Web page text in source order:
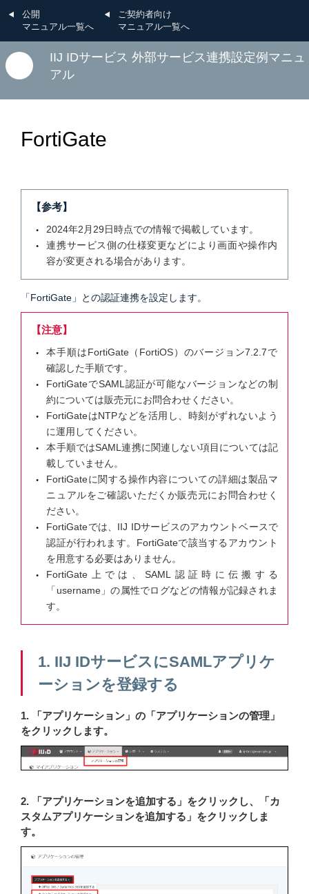
公開
マニュアル一覧へ
ご契約者向け
マニュアル一覧へ
IIJ IDサービス 外部サービス連携設定例マニュ
アル
FortiGate
【参考】
2024年2月29日時点での情報で掲載しています。
連携サービス側の仕様変更などにより画面や操作内
容が変更される場合があります。
「FortiGate」との認証連携を設定します。
【注意】
本手順はFortiGate（FortiOS）のバージョン7.2.7で
確認した手順です。
FortiGateでSAML認証が可能なバージョンなどの制
約については販売元にお問合わせください。
FortiGateはNTPなどを活用し、時刻がずれないよう
に運用してください。
本手順ではSAML連携に関連しない項目については記
載していません。
FortiGateに関する操作内容についての詳細は製品マ
ニュアルをご確認いただくか販売元にお問合わせく
ださい。
FortiGateでは、IIJ IDサービスのアカウントベースで
認証が行われます。FortiGateで該当するアカウント
を用意する必要はありません。
FortiGate上では、SAML認証時に伝搬する
「username」の属性でログなどの情報が記録されま
す。
1. IIJ IDサービスにSAMLアプリケ
ーションを登録する
1. 「アプリケーション」の「アプリケーションの管理」
をクリックします。
2. 「アプリケーションを追加する」をクリックし、「カ
スタムアプリケーションを追加する」をクリックしま
す。